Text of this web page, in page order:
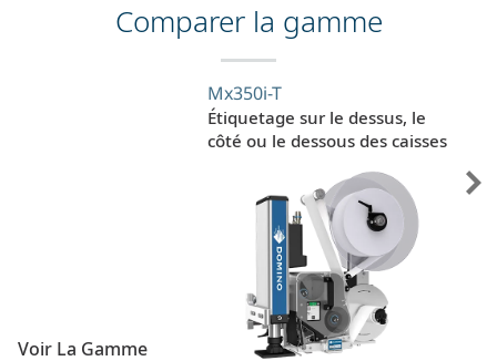
Comparer la gamme
Voir La Gamme
Mx350i-T
Étiquetage sur le dessus, le
côté ou le dessous des caisses